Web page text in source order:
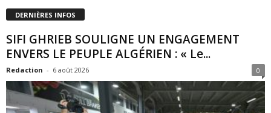
DERNIÈRES INFOS
SIFI GHRIEB SOULIGNE UN ENGAGEMENT
ENVERS LE PEUPLE ALGÉRIEN : « Le...
Redaction - 6 août 2026 0